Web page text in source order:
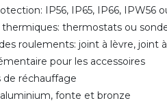
IP56, IP65, IP66, IPW56
thermostats ou
roulements: joint à lèvre, joint
pour les accessoires
de réchauffage
fonte et bronze